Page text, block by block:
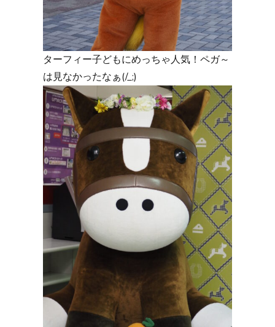
ターフィー子どもにめっちゃ人気！ペガ～
は見なかったなぁ(/_;)